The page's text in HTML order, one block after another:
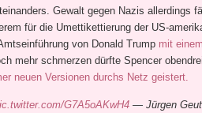
Gewalt gegen Nazis allerdings
für die Umettikettierung der US-
von Donald Trump mit
mehr schmerzen dürfte Spencer
neuen Versionen durchs Netz geistert.
G7A5oAKwH4— Jürgen